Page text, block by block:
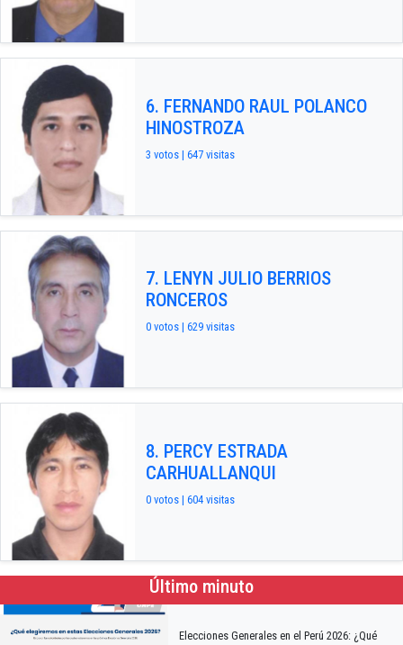
6. FERNANDO RAUL POLANCO
HINOSTROZA
3 votos | 647 visitas
7. LENYN JULIO BERRIOS
RONCEROS
0 votos | 629 visitas
8. PERCY ESTRADA
CARHUALLANQUI
0 votos | 604 visitas
Último minuto
Elecciones Generales en el Perú 2026: ¿Qué